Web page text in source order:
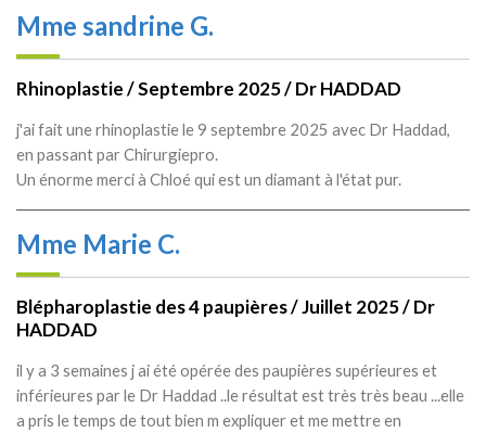
Mme sandrine G.
Rhinoplastie / Septembre 2025 / Dr HADDAD
j'ai fait une rhinoplastie le 9 septembre 2025 avec Dr Haddad,
en passant par Chirurgiepro.
Un énorme merci à Chloé qui est un diamant à l'état pur.
Mme Marie C.
Blépharoplastie des 4 paupières / Juillet 2025 / Dr
HADDAD
il y a 3 semaines j ai été opérée des paupières supérieures et
inférieures par le Dr Haddad ..le résultat est très très beau ...elle
a pris le temps de tout bien m expliquer et me mettre en